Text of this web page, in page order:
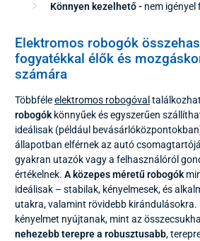
Könnyen kezelhető -nem igényel
Elektromos robogók
fogyatékkal élők és
számára
Többféleelektromos robogóval
robogókkönnyűek és egyszerűen
ideálisak (például
állapotban elférnek az autó
gyakran utazók vagy a felhasználóról
értékelnek. A közepes méretű robogók
ideálisak – stabilak, kényelmesek, és
utakra, valamint rövidebb
kényelmet nyújtanak, mint az
nehezebb terepre a robusztusabb,